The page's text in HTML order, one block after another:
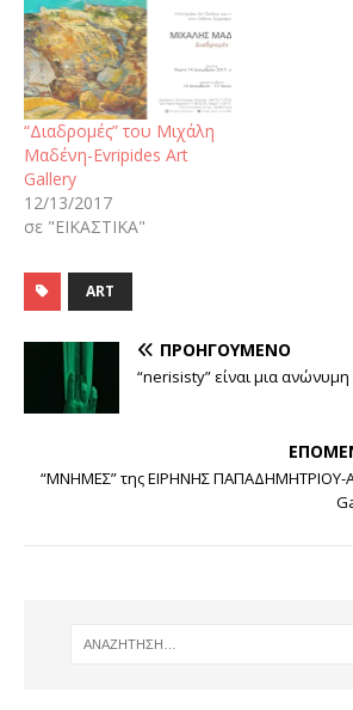
“Διαδρομές” του Μιχάλη
Μαδένη-Evripides Art
Gallery
12/13/2017
σε "ΕΙΚΑΣΤΙΚΑ"
ART
ΠΡΟΗΓΟΎΜΕΝΟ
“nerisisty” είναι μια ανώνυμη
“ΜΝΗΜΕΣ” της ΕΙΡΗΝΗΣ ΠΑΠΑΔΗΜΗΤΡΙΟΥ-